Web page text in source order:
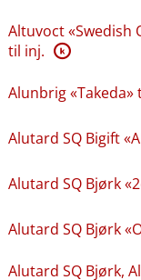
Altuvoct «Swedish
til inj. K
Alunbrig «Takeda»
Alutard SQ Bigift
Alutard SQ Bjørk
Alutard SQ Bjørk
Alutard SQ Bjørk,